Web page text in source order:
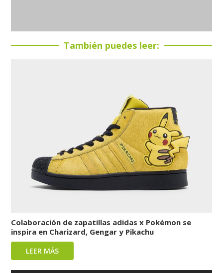
También puedes leer:
Colaboración de zapatillas adidas x Pokémon se
inspira en Charizard, Gengar y Pikachu
LEER MÁS